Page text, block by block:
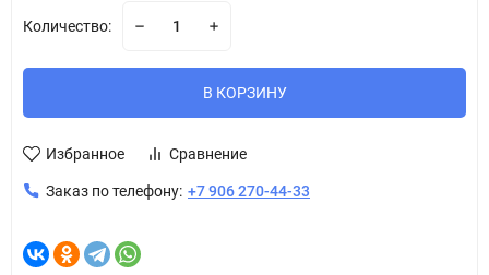
Количество:
В КОРЗИНУ
Избранное Сравнение
Заказ по телефону: +7 906 270-44-33